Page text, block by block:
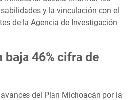
y la vinculación con el
de la Agencia de Investigación
baja 46% cifra de
del Plan Michoacán por la